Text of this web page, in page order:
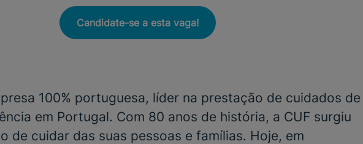
Candidate-se a esta vaga!
100% portuguesa, líder na prestação de cuidados de
em Portugal. Com 80 anos de história, a CUF surgiu
de cuidar das suas pessoas e famílias. Hoje, em